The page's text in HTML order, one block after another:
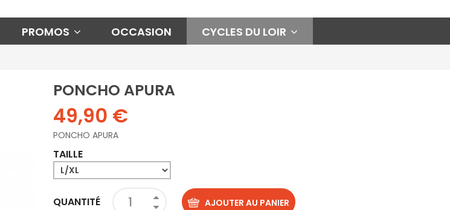
PROMOS OCCASION CYCLES DU LOIR
PONCHO APURA
49,90 €
PONCHO APURA
TAILLE
QUANTITÉ AJOUTER AU PANIER